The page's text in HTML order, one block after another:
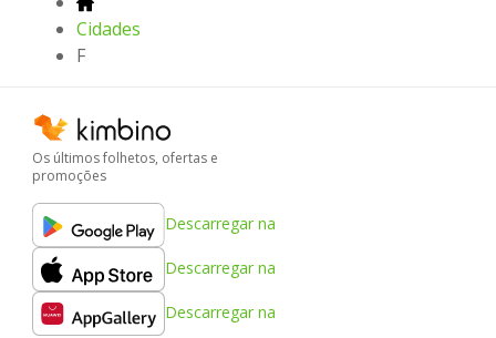
Cidades
F
Os últimos folhetos, ofertas e
promoções
Descarregar na
Descarregar na
Descarregar na